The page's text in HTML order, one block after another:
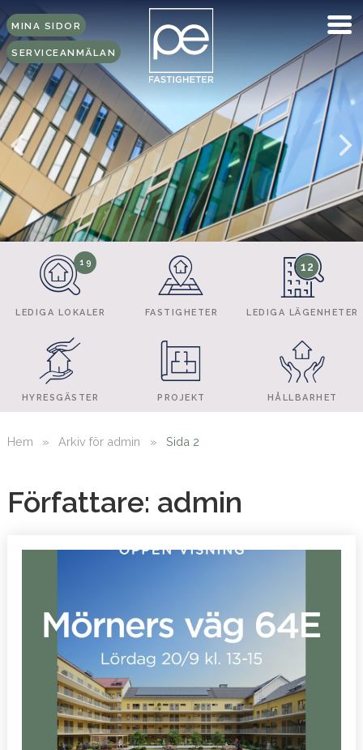
SERVICEANMÄLAN
MINA SIDOR
LEDIGA LOKALER
19
FASTIGHETER LEDIGA LÄGENHETER
12
HYRESGÄSTER PROJEKT HÅLLBARHET
Hem » Arkiv för admin » Sida 2
Författare: admin